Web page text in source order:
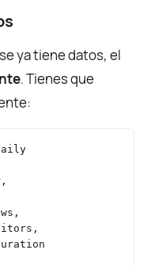
ya tiene datos, el
. Tienes que
,